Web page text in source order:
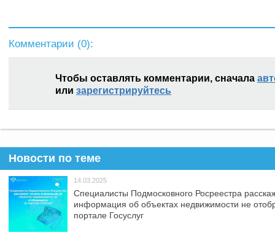
Комментарии (0):
Чтобы оставлять комментарии, сначала
или зарегистрируйтесь
Новости по теме
14.03.2025
Специалисты Подмосковного Росреестра
информация об объектах недвижимости не
портале Госуслуг